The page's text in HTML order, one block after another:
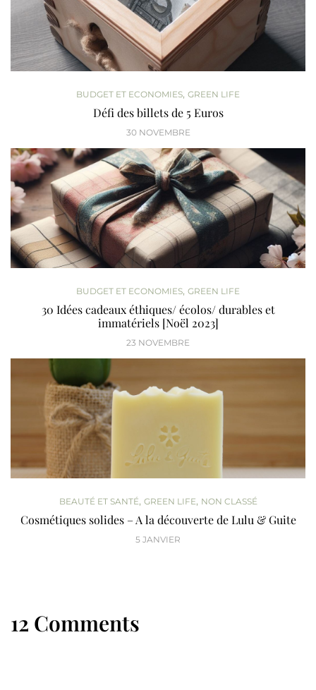
BUDGET ET ECONOMIES, GREEN LIFE
Défi des billets de 5 Euros
30 NOVEMBRE
BUDGET ET ECONOMIES, GREEN LIFE
30 Idées cadeaux éthiques/ écolos/ durables et
immatériels [Noël 2023]
23 NOVEMBRE
BEAUTÉ ET SANTÉ, GREEN LIFE, NON CLASSÉ
Cosmétiques solides – A la découverte de Lulu & Guite
5 JANVIER
12 Comments